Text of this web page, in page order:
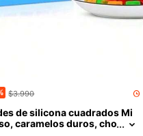
$3.990
de silicona cuadrados Mi
caramelos duros, cho